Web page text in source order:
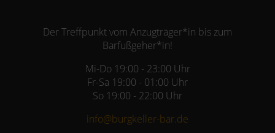
Der Treffpunkt vom Anzugträger*in bis zum
Barfußgeher*in!
Mi-Do 19:00 - 23:00 Uhr
Fr-Sa 19:00 - 01:00 Uhr
So 19:00 - 22:00 Uhr
info@burgkeller-bar.de